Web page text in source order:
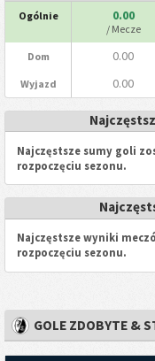
Ogólnie 0.00
/ Mecze
Dom 0.00
Wyjazd 0.00
Najczęstsze sumy goli
rozpoczęciu sezonu.
Najczęstsze wyniki
rozpoczęciu sezonu.
GOLE ZDOBYTE &